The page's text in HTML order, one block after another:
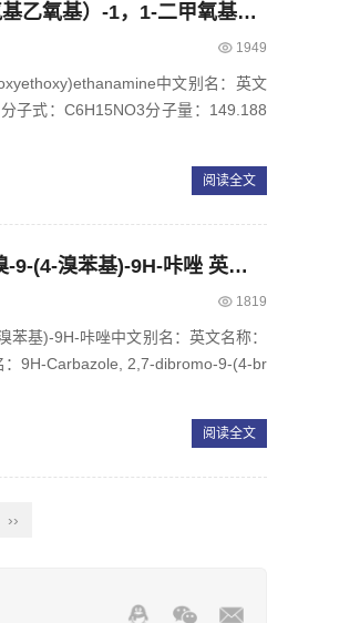
CAS： 1228258-40-9，中文名称： 2,-(2-氨基乙氧基）-1，1-二甲氧基乙烷 英文名称：2-(2-aminoethoxy)-1,1-dimethoxyethane
1949
中文别名：英文
子式：C6H15NO3分子量：149.188
阅读全文
CAS： 1313900-20-7，中文名称： 2,7-二溴-9-(4-溴苯基)-9H-咔唑 英文名称：2,7-Dibromo-9-(4-bromophenyl)-9H-carbazole
1819
基)-9H-咔唑中文别名：英文名称：
9H-Carbazole, 2,7-dibromo-9-(4-br
阅读全文
››